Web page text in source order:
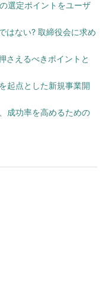
選定ポイントをユーザ
はない? 取締役会に求め
さえるべきポイントと
起点とした新規事業開
成功率を高めるための